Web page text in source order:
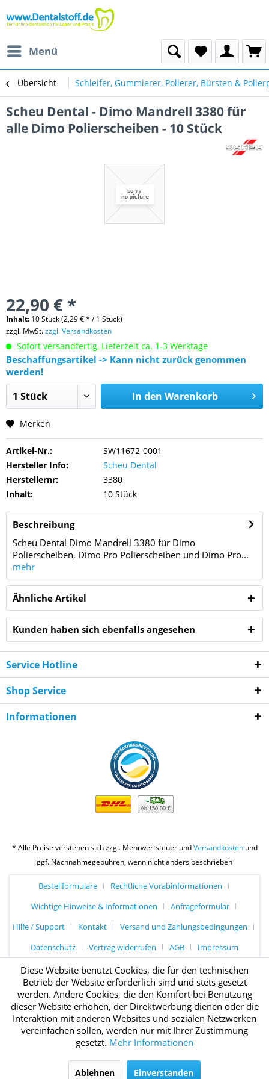
Menü
Übersicht Schleifer, Gummierer, Polierer, Bürsten &
Scheu Dental - Dimo Mandrell 3380 für
alle Dimo Polierscheiben - 10 Stück
22,90 € *
Inhalt: 10 Stück (2,29 € * / 1 Stück)
zzgl. MwSt.zzgl. Versandkosten
Sofort versandfertig, Lieferzeit ca. 1-3 Werktage
Beschaffungsartikel -> Kann nicht zurück genommen
werden!
In den Warenkorb
Merken
Artikel-Nr.:
SW11672-0001
Hersteller Info:
Scheu Dental
Herstellernr:
3380
Inhalt:
10 Stück
Beschreibung
Scheu Dental Dimo Mandrell 3380 für Dimo
Polierscheiben, Dimo Pro Polierscheiben und Dimo Pro...
mehr
Ähnliche Artikel
Kunden haben sich ebenfalls angesehen
Service Hotline
Shop Service
Informationen
Ab 150,00 €
* Alle Preise verstehen sich zzgl. Mehrwertsteuer undVersandkostenund
ggf. Nachnahmegebühren, wenn nicht anders beschrieben
Bestellformulare
Rechtliche Vorabinformationen
Wichtige Hinweise & Informationen
Anfrageformular
Hilfe / Support
Kontakt
Versand und Zahlungsbedingungen
Datenschutz
Vertrag widerrufen AGB Impressum
Diese Website benutzt Cookies, die für den technischen
Betrieb der Website erforderlich sind und stets gesetzt
werden. Andere Cookies, die den Komfort bei Benutzung
dieser Website erhöhen, der Direktwerbung dienen oder die
Interaktion mit anderen Websites und sozialen Netzwerken
vereinfachen sollen, werden nur mit Ihrer Zustimmung
gesetzt. Mehr Informationen
Ablehnen Einverstanden